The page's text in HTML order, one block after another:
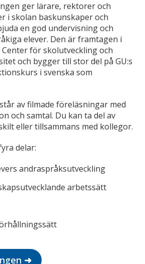
ger lärare, rektorer och
i skolan baskunskaper och
en god undervisning och
elever. Den är framtagen i
för skolutveckling och
och bygger till stor del på GU:s
i svenska som
av filmade föreläsningar med
och samtal. Du kan ta del av
eller tillsammans med kollegor.
delar:
andraspråksutveckling
arbetssätt
➜